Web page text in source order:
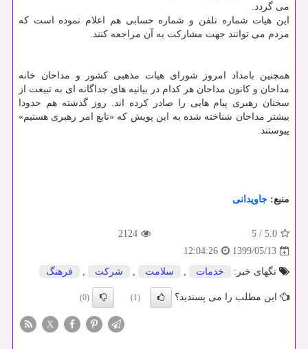
می گردد.
این هیات شماره تلفن و شماره حسابی هم اعلام نموده است که
مردم می توانند جهت مشارکت به آن مراجعه کنند.
همچنین بامداد امروز شورای هیات مذهبی کشور و مداحان خانه
مداحان و کانون مداحان هر کدام در بیانیه های جداگانه ای به تبیعت از
سخنان رهبری پیام هایی را صادر کرده اند. روز گذشته هم حدودا
بیشتر مداحان شناخته شده به این پویش که «تابع امر رهبری هستیم»
پیوستند.
منبع: جاویدانی
5.0
/
5
2124
1399/05/13
12:04:26
تگهای خبر:
خدمات , سلامت , شركت , فرهنگ
این مطلب را می پسندید؟ (1)
(0)
X